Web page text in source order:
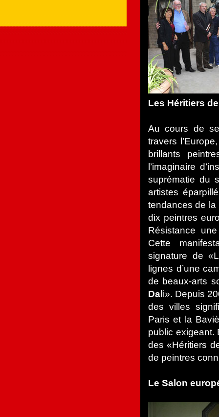
Les Héritiers
Au cours de
travers
brillants
l’imaginaire
suprématie du
artistes
tendances de la
dix peintres
Résistance
Cette
signature de
lignes d’une
de beaux-arts
Dali». Depuis
des villes
Paris et la
public exigeant.
des «Héritiers
de peintres
Le Salon